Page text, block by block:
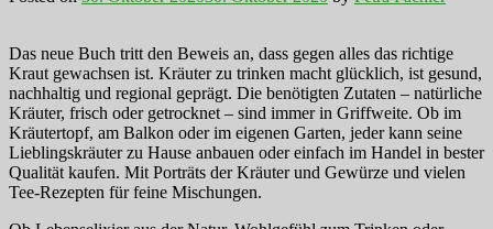
Das neue Buch tritt den Beweis an, dass gegen alles das richtige
Kraut gewachsen ist. Kräuter zu trinken macht glücklich, ist gesund,
nachhaltig und regional geprägt. Die benötigten Zutaten – natürliche
Kräuter, frisch oder getrocknet – sind immer in Griffweite. Ob im
Kräutertopf, am Balkon oder im eigenen Garten, jeder kann seine
Lieblingskräuter zu Hause anbauen oder einfach im Handel in bester
Qualität kaufen. Mit Porträts der Kräuter und Gewürze und vielen
Tee-Rezepten für feine Mischungen.